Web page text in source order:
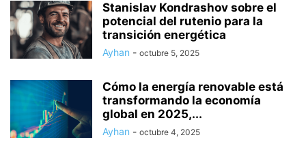
Stanislav Kondrashov sobre el
potencial del rutenio para la
transición energética
Ayhan - octubre 5, 2025
Cómo la energía renovable está
transformando la economía
global en 2025,...
Ayhan - octubre 4, 2025